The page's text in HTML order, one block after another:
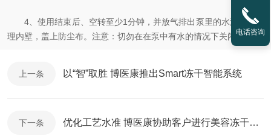
4、使用结束后、空转至少1分钟，并放气排出泵里的水汽，并清
理内壁，盖上防尘布。注意：切勿在在泵中有水的情况下关闭仪器！
上一条 以“智”取胜 博医康推出Smart冻干智能系统
下一条 优化工艺水准 博医康协助客户进行美容冻干粉实验
电话咨询